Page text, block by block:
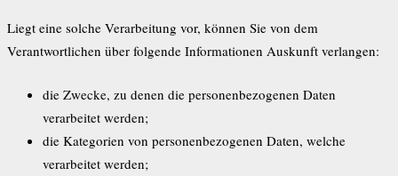
Liegt eine solche Verarbeitung vor, können Sie von dem
Verantwortlichen über folgende Informationen Auskunft verlangen:
die Zwecke, zu denen die personenbezogenen Daten
verarbeitet werden;
die Kategorien von personenbezogenen Daten, welche
verarbeitet werden;